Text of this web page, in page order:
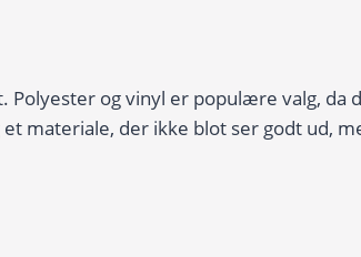
og vinyl er populære valg, da
materiale, der ikke blot ser godt ud,